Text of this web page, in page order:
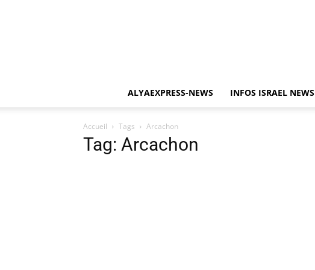
ALYAEXPRESS-NEWS INFOS ISRAEL NEWS
Accueil Tags Arcachon
Tag: Arcachon